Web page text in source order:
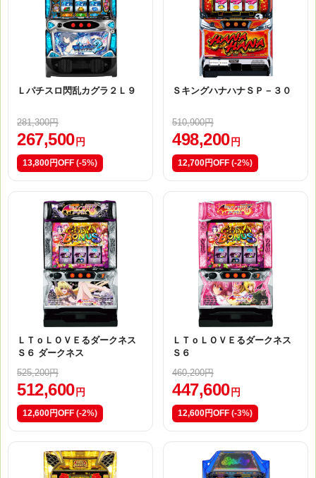
Ｌパチスロ閃乱カグラ２Ｌ９
281,300円
267,500 円
13,800円OFF (-5%)
ＳキングハナハナＳＰ－３０
510,900円
498,200 円
12,700円OFF (-2%)
ＬＴｏＬＯＶＥるダークネス
Ｓ６ ダークネス
525,200円
512,600 円
12,600円OFF (-2%)
ＬＴｏＬＯＶＥるダークネス
Ｓ６
460,200円
447,600 円
12,600円OFF (-3%)